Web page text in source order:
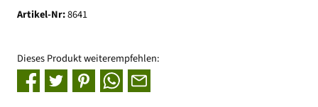
Artikel-Nr:8641
Dieses Produkt weiterempfehlen: